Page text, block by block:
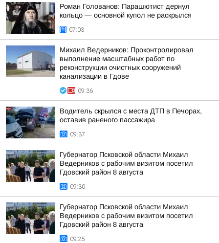
Роман Голованов: Парашютист дернул
кольцо — основной купол не раскрылся
07:03
Михаил Ведерников: Проконтролировал
выполнение масштабных работ по
реконструкции очистных сооружений
канализации в Гдове
09:36
Водитель скрылся с места ДТП в Печорах,
оставив раненого пассажира
09:37
Губернатор Псковской области Михаил
Ведерников с рабочим визитом посетил
Гдовский район 8 августа
09:30
Губернатор Псковской области Михаил
Ведерников с рабочим визитом посетил
Гдовский район 8 августа
09:25